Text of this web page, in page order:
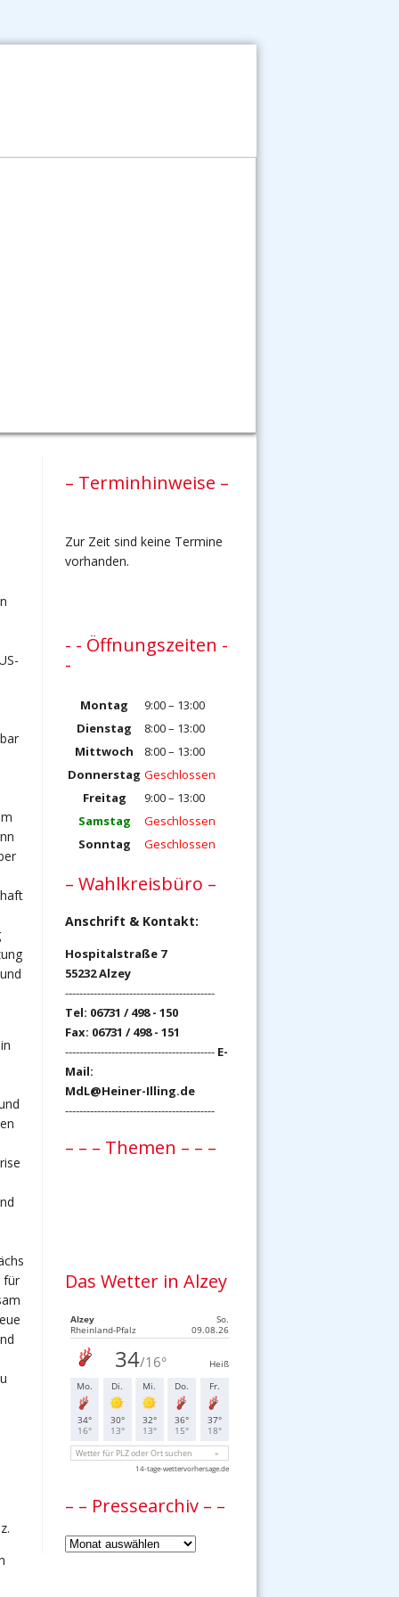
für
– Terminhinweise –
Zur Zeit sind keine Termine
vorhanden.
- - Öffnungszeiten -
-
Montag
9:00 – 13:00
Dienstag
8:00 – 13:00
Mittwoch
8:00 – 13:00
Donnerstag Geschlossen
Freitag
9:00 – 13:00
Samstag
Geschlossen
Sonntag
Geschlossen
– Wahlkreisbüro –
Anschrift & Kontakt:
Hospitalstraße 7
55232 Alzey
------------------------------------------
Tel: 06731 / 498 - 150
Fax: 06731 / 498 - 151
------------------------------------------ E-
Mail:
MdL@Heiner-Illing.de
------------------------------------------
– – – Themen – – –
Das Wetter in Alzey
– – Pressearchiv – –